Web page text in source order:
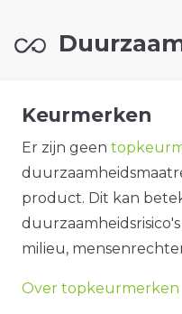
Keurmerken
Er zijn geen
product. Dit kan
milieu,
Over topkeurmerken